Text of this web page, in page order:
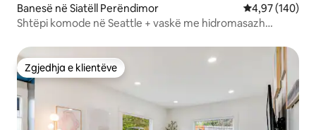
Banesë në Siatëll Perëndimor Vlerësimi
4,97 (140)
Shtëpi komode në Seattle + vaskë me hidromasazh
Zgjedhja e klientëve
Zgjedhja e klientëve